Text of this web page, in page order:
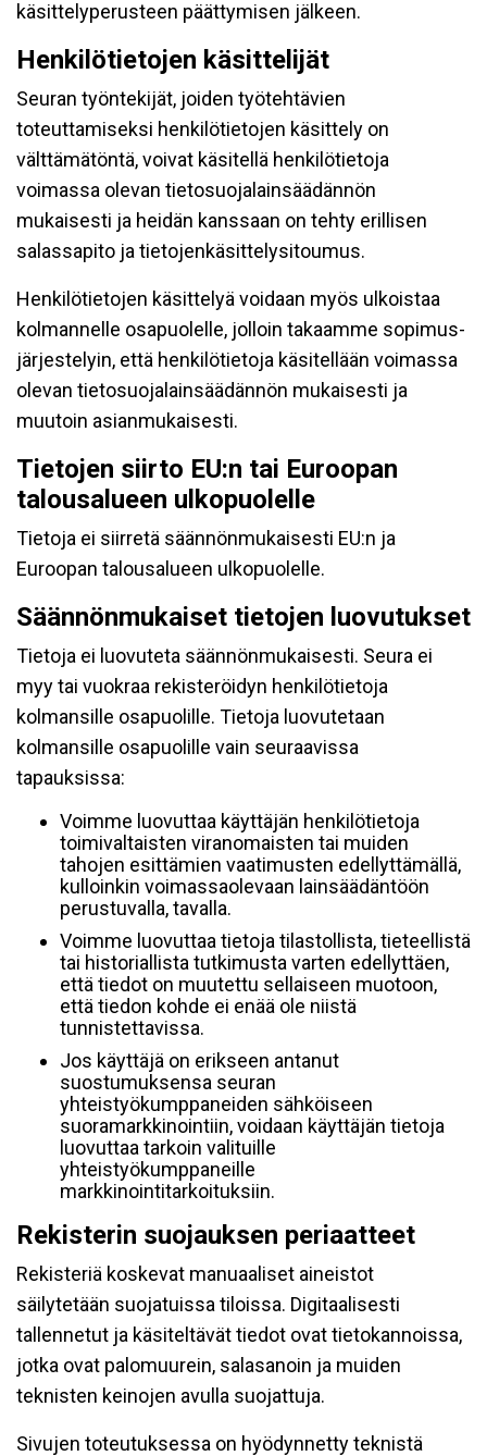
käsittelyperusteen päättymisen jälkeen.
Henkilötietojen käsittelijät
Seuran työntekijät, joiden työtehtävien
toteuttamiseksi henkilötietojen käsittely on
välttämätöntä, voivat käsitellä henkilötietoja
voimassa olevan tietosuojalainsäädännön
mukaisesti ja heidän kanssaan on tehty erillisen
salassapito ja tietojenkäsittelysitoumus.
Henkilötietojen käsittelyä voidaan myös ulkoistaa
kolmannelle osapuolelle, jolloin takaamme sopimus-
järjestelyin, että henkilötietoja käsitellään voimassa
olevan tietosuojalainsäädännön mukaisesti ja
muutoin asianmukaisesti.
Tietojen siirto EU:n tai Euroopan
talousalueen ulkopuolelle
Tietoja ei siirretä säännönmukaisesti EU:n ja
Euroopan talousalueen ulkopuolelle.
Säännönmukaiset tietojen luovutukset
Tietoja ei luovuteta säännönmukaisesti. Seura ei
myy tai vuokraa rekisteröidyn henkilötietoja
kolmansille osapuolille. Tietoja luovutetaan
kolmansille osapuolille vain seuraavissa
tapauksissa:
Voimme luovuttaa käyttäjän henkilötietoja
toimivaltaisten viranomaisten tai muiden
tahojen esittämien vaatimusten edellyttämällä,
kulloinkin voimassaolevaan lainsäädäntöön
perustuvalla, tavalla.
Voimme luovuttaa tietoja tilastollista, tieteellistä
tai historiallista tutkimusta varten edellyttäen,
että tiedot on muutettu sellaiseen muotoon,
että tiedon kohde ei enää ole niistä
tunnistettavissa.
Jos käyttäjä on erikseen antanut
suostumuksensa seuran
yhteistyökumppaneiden sähköiseen
suoramarkkinointiin, voidaan käyttäjän tietoja
luovuttaa tarkoin valituille
yhteistyökumppaneille
markkinointitarkoituksiin.
Rekisterin suojauksen periaatteet
Rekisteriä koskevat manuaaliset aineistot
säilytetään suojatuissa tiloissa. Digitaalisesti
tallennetut ja käsiteltävät tiedot ovat tietokannoissa,
jotka ovat palomuurein, salasanoin ja muiden
teknisten keinojen avulla suojattuja.
Sivujen toteutuksessa on hyödynnetty teknistä